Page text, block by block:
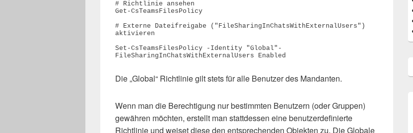
# Richtlinie ansehen
Get-CsTeamsFilesPolicy
# Externe Dateifreigabe ("FileSharingInChatsWithExternalUsers")
aktivieren
Set-CsTeamsFilesPolicy -Identity "Global"-
FileSharingInChatsWithExternalUsers Enabled
Die „Global“ Richtlinie gilt stets für alle Benutzer des Mandanten.
Wenn man die Berechtigung nur bestimmten Benutzern (oder Gruppen)
gewähren möchten, erstellt man stattdessen eine benutzerdefinierte
Richtlinie und weiset diese den entsprechenden Objekten zu. Die Globale